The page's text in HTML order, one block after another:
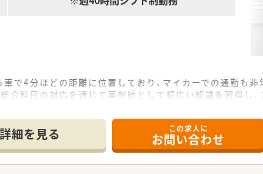
で4分ほどの距離に位置しており、マイカーでの通勤も非
合科目の対応を通じて薬剤師として幅広い知識を習得し、
充による急募案件であり、意欲的な正社員の方を新しい
持ちの方はもちろん、経営的視点を持って主体的に業務
募集しており、病院勤務のみで調剤未経験の方でも第2
詳細を見る この求人に
お問い合わせ